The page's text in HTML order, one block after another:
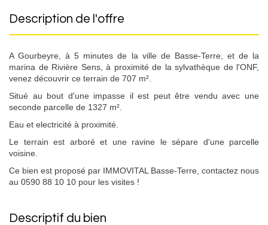
description de l'offre
A Gourbeyre, à 5 minutes de la ville de Basse-Terre, et de la
marina de Rivière Sens, à proximité de la sylvathèque de l'ONF,
venez découvrir ce terrain de 707 m².
Situé au bout d'une impasse il est peut être vendu avec une
seconde parcelle de 1327 m².
Eau et electricité à proximité.
Le terrain est arboré et une ravine le sépare d'une parcelle
voisine.
Ce bien est proposé par IMMOVITAL Basse-Terre, contactez nous
au 0590 88 10 10 pour les visites !
descriptif du bien